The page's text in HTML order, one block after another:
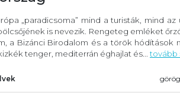
„paradicsoma” mind a turisták, mind
is nevezik. Rengeteg emléket
a Bizánci Birodalom és a török
tenger, mediterrán éghajlat és... tovább